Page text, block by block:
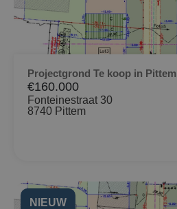
Projectgrond Te koop in Pittem
€160.000
Fonteinestraat 30
8740 Pittem
NIEUW